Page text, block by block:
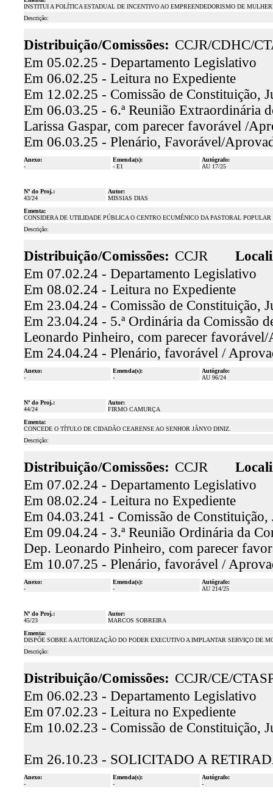
INSTITUI A POLÍTICA ESTADUAL DE INCENTIVO AO EMPREENDEDORISMO DE
Descrição:
Distribuição/Comissões: CCJR/CDHC/
Em 05.02.25 - Departamento Legislativo
Em 06.02.25 - Leitura no Expediente
Em 12.02.25 - Comissão de Constituição,
Em 06.03.25 - 6.ª Reunião Extraordinária
Larissa Gaspar, com parecer favorável /
Em 06.03.25 - Plenário, Favorável/
Anexo:
-
Emenda(s):
- E1
Autógrafo:
AU 17/25
Nº do Proj.:
43/24
Autor:
MISSIAS DIAS
Ementa:
CONSIDERA DE UTILIDADE PÚBLICA O CENTRO ECUMÊNICO DA PASTORAL
Descrição:
Distribuição/Comissões: CCJR
Em 07.02.24 - Departamento Legislativo
Em 08.02.24 - Leitura no Expediente
Em 23.04.24 - Comissão de Constituição,
Em 23.04.24 - 5.ª Ordinária da Comissão
Leonardo Pinheiro, com parecer
Em 24.04.24 - Plenário, favorável /
Anexo:
-
Emenda(s):
-
Autógrafo:
AU 96/24
Nº do Proj.:
44/24
Autor:
FIRMO CAMURÇA
Ementa:
CONCEDE O TÍTULO DE CIDADÃO CEARENSE AO SENHOR JÂNYO DINIZ.
Descrição:
Distribuição/Comissões: CCJR
Em 07.02.24 - Departamento Legislativo
Em 08.02.24 - Leitura no Expediente
Em 04.03.241 - Comissão de Constituição,
Em 09.04.24 - 3.ª Reunião Ordinária da
Dep. Leonardo Pinheiro, com parecer
Em 10.07.25 - Plenário, favorável /
Anexo:
-
Emenda(s):
-
Autógrafo:
AU 214/25
Nº do Proj.:
45/23
Autor:
MARCOS SOBREIRA
Ementa:
DISPÕE SOBRE A AUTORIZAÇÃO DO PODER EXECUTIVO A IMPLANTAR SERVIÇO DE
Descrição:
Distribuição/Comissões: CCJR/CE/
Em 06.02.23 - Departamento Legislativo
Em 07.02.23 - Leitura no Expediente
Em 10.02.23 - Comissão de Constituição,
Em 26.10.23 - SOLICITADO A
Anexo:
-
Emenda(s):
-
Autógrafo:
-